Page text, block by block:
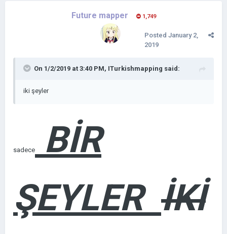
Future mapper 1,749
Posted January 2,
2019
On 1/2/2019 at 3:40 PM, ITurkishmapping said:
iki şeyler
sadece
BİR
ŞEYLER İKİ